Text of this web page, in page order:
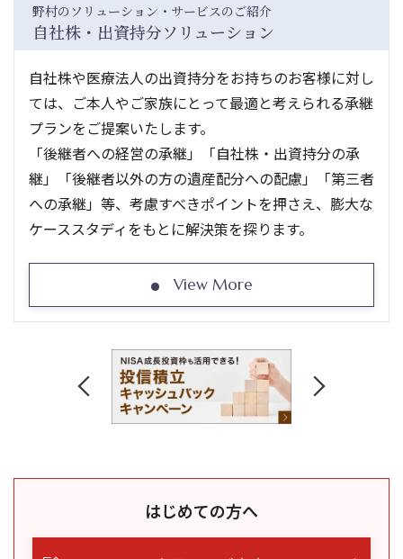
野村のソリューション・サービスのご紹介
自社株・出資持分ソリューション
自社株や医療法人の出資持分をお持ちのお客様に対し
ては、ご本人やご家族にとって最適と考えられる承継
プランをご提案いたします。
「後継者への経営の承継」「自社株・出資持分の承
継」「後継者以外の方の遺産配分への配慮」「第三者
への承継」等、考慮すべきポイントを押さえ、膨大な
ケーススタディをもとに解決策を探ります。
View More
はじめての方へ